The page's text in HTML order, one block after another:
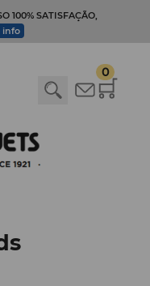
100% SATISFAÇÃO,
info
0